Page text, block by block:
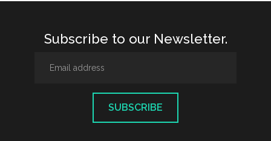
Subscribe to our Newsletter.
SUBSCRIBE